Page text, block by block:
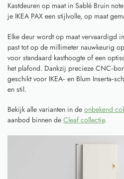
Kastdeuren op maat in Sablé Bruin
je IKEA PAX een stijlvolle, op maat
Elke deur wordt op maat vervaardigd
past tot op de millimeter nauwkeurig
voor standaard kasthoogte of een
het plafond. Dankzij precieze
geschikt voor IKEA‑ en Blum
en stil.
Bekijk alle varianten in de onbekend
aanbod binnen de Cleaf collectie.